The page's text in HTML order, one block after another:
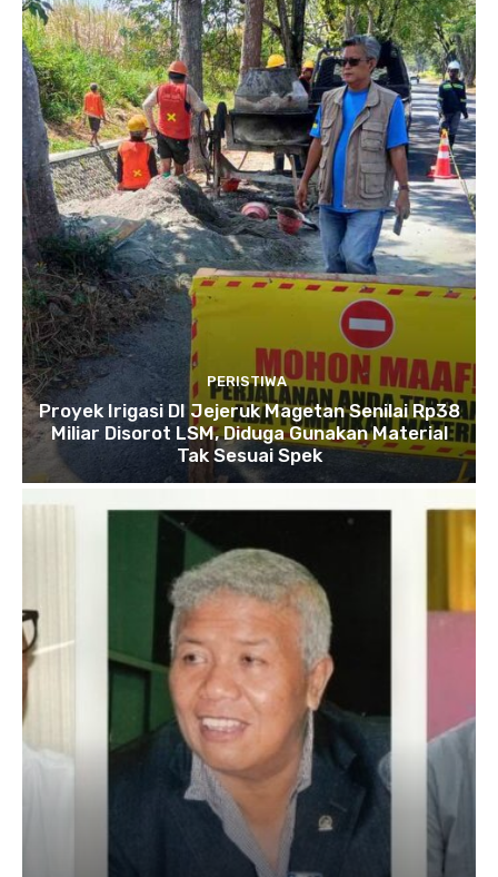
PERISTIWA
Proyek Irigasi DI Jejeruk Magetan Senilai Rp38
Miliar Disorot LSM, Diduga Gunakan Material
Tak Sesuai Spek